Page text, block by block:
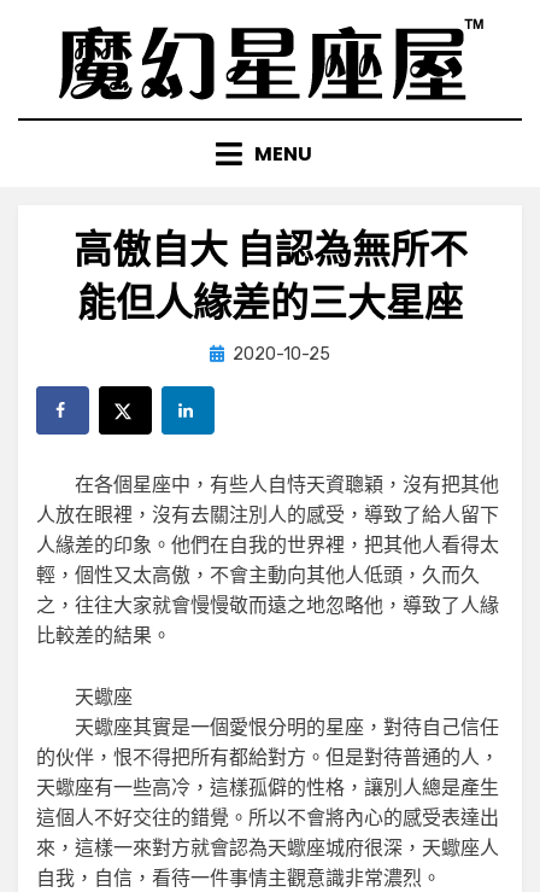
content
MENU
高傲自大 自認為無所不
能但人緣差的三大星座
by小編
Posted
2020-10-25
在各個星座中，有些人自恃天資聰穎，沒有把其他
人放在眼裡，沒有去關注別人的感受，導致了給人留下
人緣差的印象。他們在自我的世界裡，把其他人看得太
輕，個性又太高傲，不會主動向其他人低頭，久而久
之，往往大家就會慢慢敬而遠之地忽略他，導致了人緣
比較差的結果。
天蠍座
天蠍座其實是一個愛恨分明的星座，對待自己信任
的伙伴，恨不得把所有都給對方。但是對待普通的人，
天蠍座有一些高冷，這樣孤僻的性格，讓別人總是產生
這個人不好交往的錯覺。所以不會將內心的感受表達出
來，這樣一來對方就會認為天蠍座城府很深，天蠍座人
自我，自信，看待一件事情主觀意識非常濃烈。